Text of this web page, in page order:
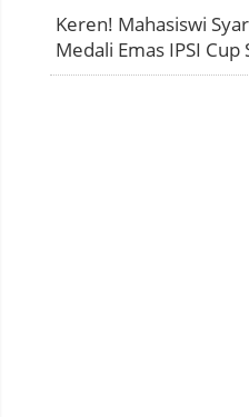
Keren! Mahasiswi
Medali Emas IPSI Cup